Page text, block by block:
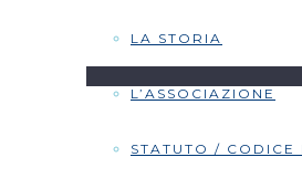
LA STORIA
L’ASSOCIAZIONE
STATUTO / CODICE